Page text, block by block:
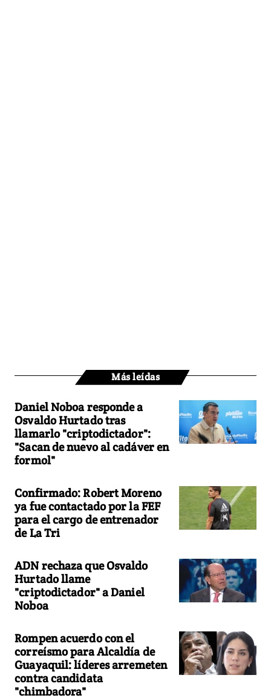
Más leídas
Daniel Noboa responde a
Osvaldo Hurtado tras
llamarlo "criptodictador":
"Sacan de nuevo al cadáver en
formol"
Confirmado: Robert Moreno
ya fue contactado por la FEF
para el cargo de entrenador
de La Tri
ADN rechaza que Osvaldo
Hurtado llame
"criptodictador" a Daniel
Noboa
Rompen acuerdo con el
correísmo para Alcaldía de
Guayaquil: líderes arremeten
contra candidata
"chimbadora"